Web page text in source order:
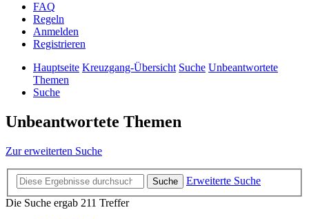
FAQ
Regeln
Anmelden
Registrieren
Hauptseite Kreuzgang-Übersicht Suche Unbeantwortete
Themen
Suche
Unbeantwortete Themen
Zur erweiterten Suche
Suche
Erweiterte Suche
Die Suche ergab 211 Treffer